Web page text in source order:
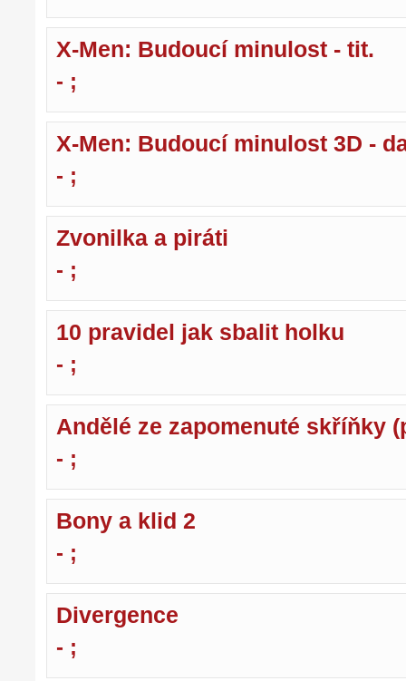
X-Men: Budoucí minulost - tit.
- ;
X-Men: Budoucí minulost 3D -
- ;
Zvonilka a piráti
- ;
10 pravidel jak sbalit holku
- ;
Andělé ze zapomenuté skříňky
- ;
Bony a klid 2
- ;
Divergence
- ;